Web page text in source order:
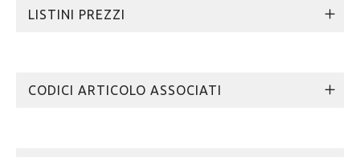
LISTINI PREZZI
CODICI ARTICOLO ASSOCIATI